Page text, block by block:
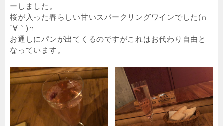
ーしました。
桜が入った春らしい甘いスパークリングワインでした(∩
´∀｀)∩
お通しにパンが出てくるのですがこれはお代わり自由と
なっています。